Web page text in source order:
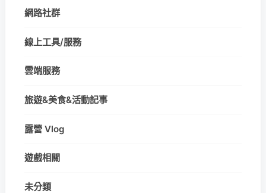
網路社群
線上工具/服務
雲端服務
旅遊&美食&活動記事
露營 Vlog
遊戲相關
未分類